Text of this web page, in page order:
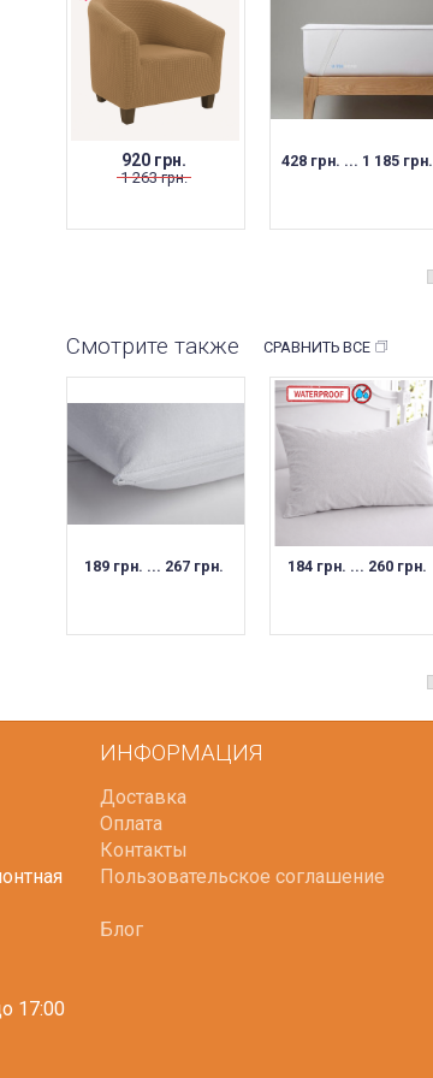
920 грн.
1 263 грн.
428 грн. ... 1 185 грн.
Смотрите также СРАВНИТЬ ВСЕ
189 грн. ... 267 грн. 184 грн. ... 260 грн.
17:00
ИНФОРМАЦИЯ
Доставка
Оплата
Контакты
Пользовательское соглашение
Блог